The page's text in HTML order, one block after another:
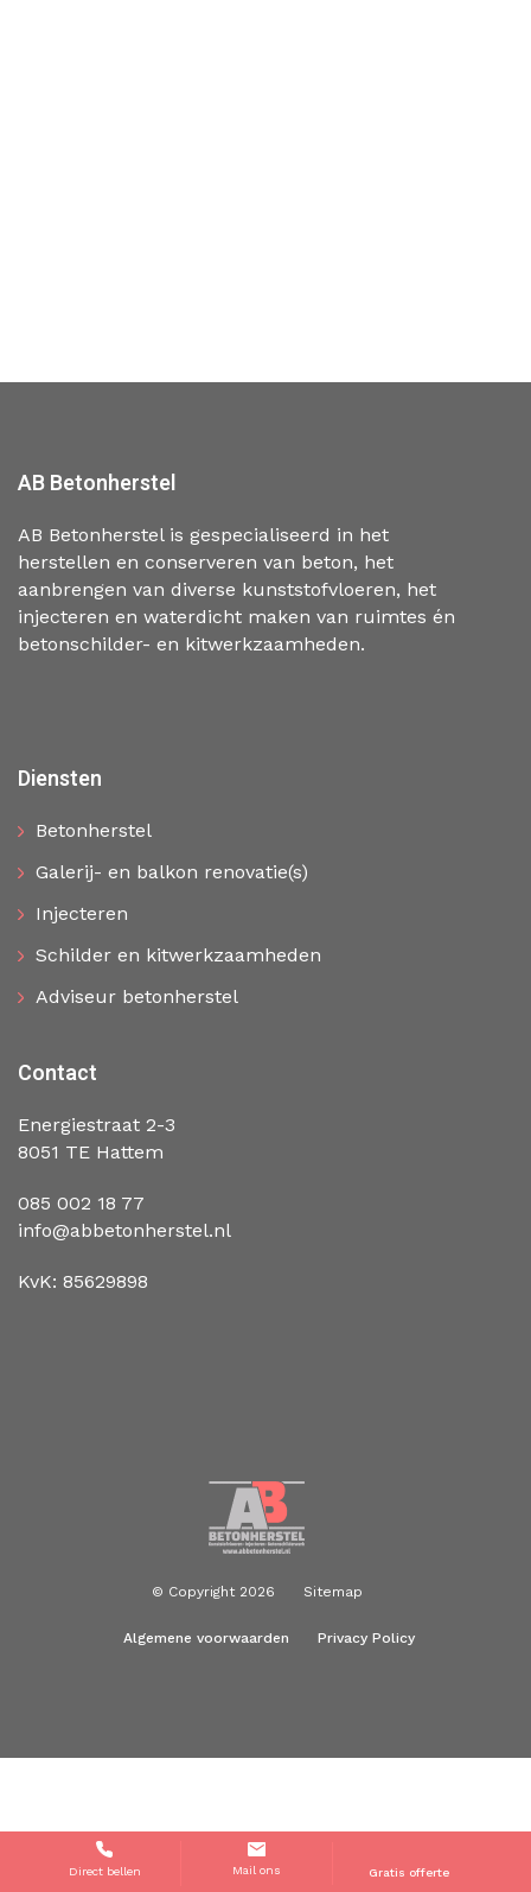
Direct bellen Mail ons Gratis offerte
AB Betonherstel
AB Betonherstel is gespecialiseerd in het
herstellen en conserveren van beton, het
aanbrengen van diverse kunststofvloeren, het
injecteren en waterdicht maken van ruimtes én
betonschilder- en kitwerkzaamheden.
Diensten
Betonherstel
Galerij- en balkon renovatie(s)
Injecteren
Schilder en kitwerkzaamheden
Adviseur betonherstel
Contact
Energiestraat 2-3
8051 TE Hattem
085 002 18 77
info@abbetonherstel.nl
KvK: 85629898
© Copyright 2026 Sitemap
Algemene voorwaarden Privacy Policy